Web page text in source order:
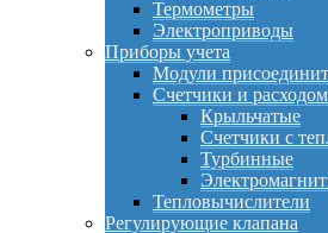
Термометры
Электроприводы
Приборы учета
Модули
Счетчики и
Крыльчатые
Счетчики с
Турбинные
Тепловычислители
Регулирующие клапана